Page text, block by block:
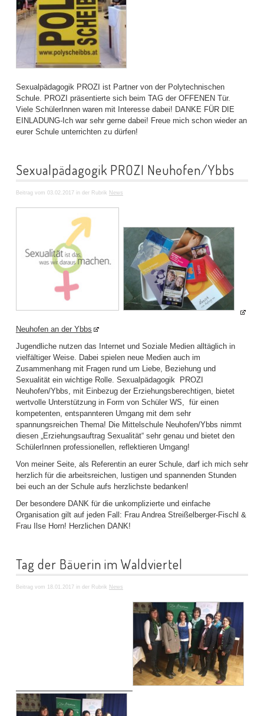
Sexualpädagogik PROZI ist Partner von der Polytechnischen
Schule. PROZI präsentierte sich beim TAG der OFFENEN Tür.
Viele SchülerInnen waren mit Interesse dabei! DANKE FÜR DIE
EINLADUNG-Ich war sehr gerne dabei! Freue mich schon wieder an
eurer Schule unterrichten zu dürfen!
Sexualpädagogik PROZI Neuhofen/Ybbs
Beitrag vom 03.02.2017 in der Rubrik News
Neuhofen an der Ybbs
Jugendliche nutzen das Internet und Soziale Medien alltäglich in
vielfältiger Weise. Dabei spielen neue Medien auch im
Zusammenhang mit Fragen rund um Liebe, Beziehung und
Sexualität ein wichtige Rolle. Sexualpädagogik PROZI
Neuhofen/Ybbs, mit Einbezug der Erziehungsberechtigen, bietet
wertvolle Unterstützung in Form von Schüler WS, für einen
kompetenten, entspannteren Umgang mit dem sehr
spannungsreichen Thema! Die Mittelschule Neuhofen/Ybbs nimmt
diesen „Erziehungsauftrag Sexualität“ sehr genau und bietet den
SchülerInnen professionellen, reflektieren Umgang!
Von meiner Seite, als Referentin an eurer Schule, darf ich mich sehr
herzlich für die arbeitsreichen, lustigen und spannenden Stunden
bei euch an der Schule aufs herzlichste bedanken!
Der besondere DANK für die unkomplizierte und einfache
Organisation gilt auf jeden Fall: Frau Andrea Streißelberger-Fischl &
Frau Ilse Horn! Herzlichen DANK!
Tag der Bäuerin im Waldviertel
Beitrag vom 18.01.2017 in der Rubrik News